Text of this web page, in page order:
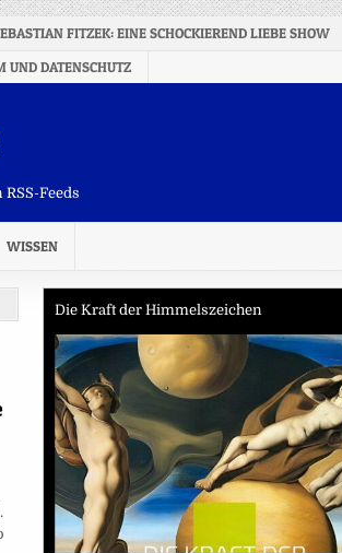
FITZEK: EINE SCHOCKIEREND LIEBE SHOW
UND DATENSCHUTZ
Feeds
WISSEN
Die Kraft der Himmelszeichen